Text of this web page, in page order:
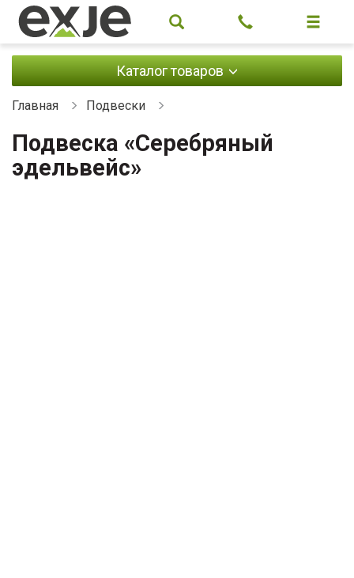
Каталог товаров
Главная Подвески
Подвеска «Серебряный
эдельвейс»